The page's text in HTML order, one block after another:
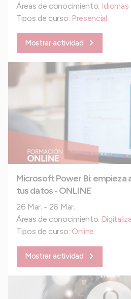
Áreas de conocimiento: Idiomas
Tipos de curso: Presencial
Mostrar actividad
Microsoft Power Bi: empieza
tus datos - ONLINE
26 Mar. - 26 Mar.
Áreas de conocimiento:
Tipos de curso: Online
Mostrar actividad